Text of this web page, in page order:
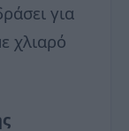
για
χλιαρό